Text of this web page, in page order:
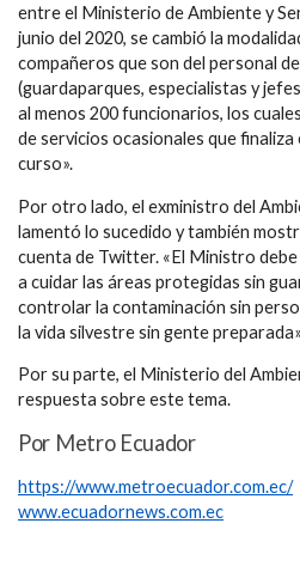
entre el Ministerio de Ambiente y
junio del 2020, se cambió la
compañeros que son del personal
(guardaparques, especialistas y
al menos 200 funcionarios, los
de servicios ocasionales que finaliza
curso».
Por otro lado, el exministro del
lamentó lo sucedido y también
cuenta de Twitter. «El Ministro debe
a cuidar las áreas protegidas sin
controlar la contaminación sin
la vida silvestre sin gente
Por su parte, el Ministerio del
respuesta sobre este tema.
Por Metro Ecuador
https://www.metroecuador.com.ec/
www.ecuadornews.com.ec